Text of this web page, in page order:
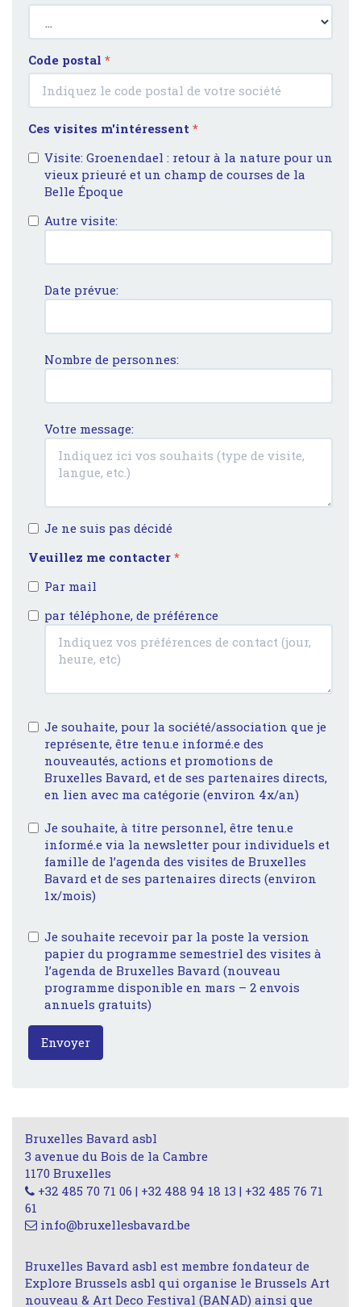
Code postal *
Ces visites m'intéressent *
Visite: Groenendael : retour à la nature pour un
vieux prieuré et un champ de courses de la
Belle Époque
Autre visite:
Date prévue:
Nombre de personnes:
Votre message:
Je ne suis pas décidé
Veuillez me contacter *
Par mail
par téléphone, de préférence
Je souhaite, pour la société/association que je
représente, être tenu.e informé.e des
nouveautés, actions et promotions de
Bruxelles Bavard, et de ses partenaires directs,
en lien avec ma catégorie (environ 4x/an)
Je souhaite, à titre personnel, être tenu.e
informé.e via la newsletter pour individuels et
famille de l’agenda des visites de Bruxelles
Bavard et de ses partenaires directs (environ
1x/mois)
Je souhaite recevoir par la poste la version
papier du programme semestriel des visites à
l’agenda de Bruxelles Bavard (nouveau
programme disponible en mars – 2 envois
annuels gratuits)
Envoyer
Bruxelles Bavard asbl
3 avenue du Bois de la Cambre
1170 Bruxelles
+32 485 70 71 06 | +32 488 94 18 13 | +32 485 76 71
61
info@bruxellesbavard.be
Bruxelles Bavard asbl est membre fondateur de
Explore Brussels asbl qui organise le Brussels Art
nouveau & Art Deco Festival (BANAD) ainsi que